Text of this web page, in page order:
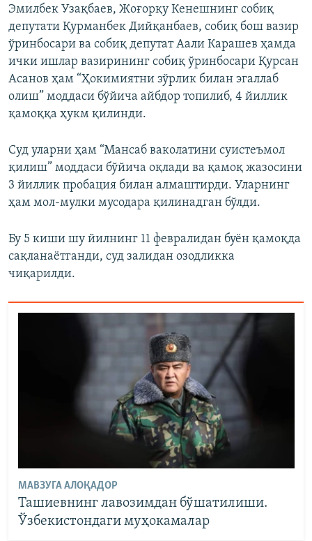
Эмилбек Узақбаев, Жоғорқу Кенешнинг собиқ
депутати Қурманбек Дийқанбаев, собиқ бош вазир
ўринбосари ва собиқ депутат Аали Карашев ҳамда
ички ишлар вазирининг собиқ ўринбосари Қурсан
Асанов ҳам “Ҳокимиятни зўрлик билан эгаллаб
олиш” моддаси бўйича айбдор топилиб, 4 йиллик
қамоққа ҳукм қилинди.
Суд уларни ҳам “Мансаб ваколатини суистеъмол
қилиш” моддаси бўйича оқлади ва қамоқ жазосини
3 йиллик пробация билан алмаштирди. Уларнинг
ҳам мол-мулки мусодара қилинадган бўлди.
Бу 5 киши шу йилнинг 11 февралидан буён қамоқда
сақланаётганди, суд залидан озодликка
чиқарилди.
МАВЗУГА АЛОҚАДОР
Ташиевнинг лавозимдан бўшатилиши.
Ўзбекистондаги муҳокамалар